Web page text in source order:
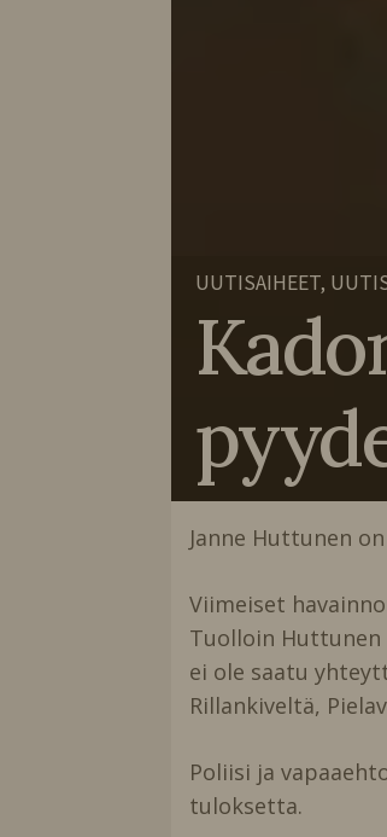
UUTISAIHEET,
Janne Huttunen
Viimeiset
Tuolloin Huttunen
ei ole saatu
Rillankiveltä,
Poliisi ja
tuloksetta.